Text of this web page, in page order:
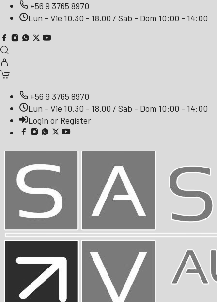
+56 9 3765 8970
Lun - Vie 10.30 - 18.00 / Sab - Dom 10:00 - 14:00
+56 9 3765 8970
Lun - Vie 10.30 - 18.00 / Sab - Dom 10:00 - 14:00
Login or Register